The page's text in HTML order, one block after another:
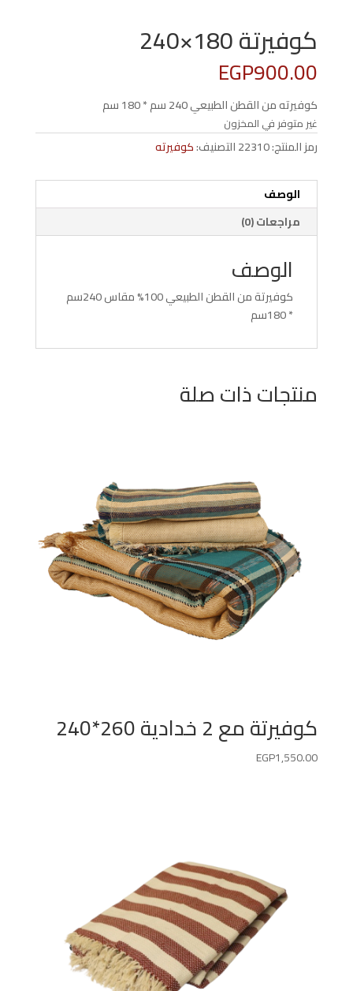
كوفيرتة 180×240
EGP900.00
كوفيرته من القطن الطبيعي 240 سم * 180 سم
غير متوفر في المخزون
رمز المنتج:22310التصنيف:كوفيرته
الوصف
مراجعات (0)
الوصف
كوفيرتة من القطن الطبيعي 100% مقاس 240سم
* 180سم
منتجات ذات صلة
كوفيرتة مع 2 خدادية 260*240
EGP1,550.00